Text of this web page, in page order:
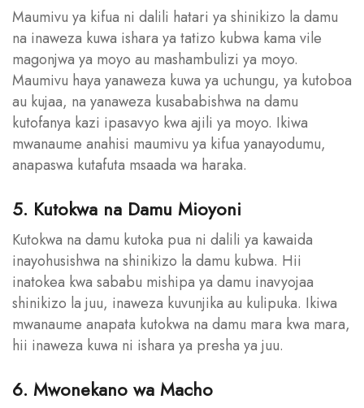
Maumivu ya kifua ni dalili hatari ya shinikizo la damu
na inaweza kuwa ishara ya tatizo kubwa kama vile
magonjwa ya moyo au mashambulizi ya moyo.
Maumivu haya yanaweza kuwa ya uchungu, ya kutoboa
au kujaa, na yanaweza kusababishwa na damu
kutofanya kazi ipasavyo kwa ajili ya moyo. Ikiwa
mwanaume anahisi maumivu ya kifua yanayodumu,
anapaswa kutafuta msaada wa haraka.
5. Kutokwa na Damu Mioyoni
Kutokwa na damu kutoka pua ni dalili ya kawaida
inayohusishwa na shinikizo la damu kubwa. Hii
inatokea kwa sababu mishipa ya damu inavyojaa
shinikizo la juu, inaweza kuvunjika au kulipuka. Ikiwa
mwanaume anapata kutokwa na damu mara kwa mara,
hii inaweza kuwa ni ishara ya presha ya juu.
6. Mwonekano wa Macho